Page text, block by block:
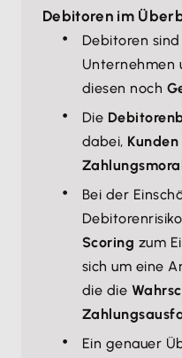
Debitoren im
Debitoren
Unternehmen
diesen noch
Die
dabei,
Bei der
Scoring zum
sich um eine
die die
Ein genauer